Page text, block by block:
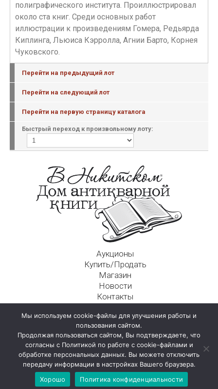
полиграфического института. Проиллюстрировал
около ста книг. Среди основных работ
иллюстрации к произведениям Гомера, Редьярда
Киплинга, Льюиса Кэрролла, Агнии Барто, Корнея
Чуковского.
Перейти на предыдущий лот
Перейти на следующий лот
Перейти на первую страницу каталога
Быстрый переход к произвольному лоту:
Аукционы
Купить/Продать
Магазин
Новости
Контакты
125009, г. Москва, Никитский пер., д. 4а, стр. 1
Мы используем cookie-файлы для улучшения работы и
пользования сайтом.
Продолжая пользоваться сайтом, Вы подтверждаете, что
согласны с Политикой по работе с cookie-файлами и
обработке персональных данных. Вы можете отключить
передачу информации в настройках Вашего браузера.
Хорошо
Политика конфиденциальности